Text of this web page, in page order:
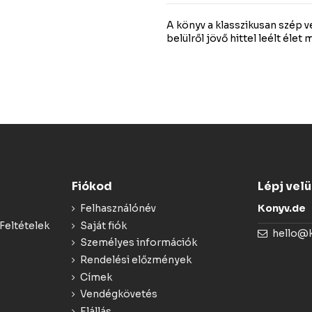
A könyv a klasszikusan szép
belülről jövő hittel leélt élet
Fiókod
Felhasználónév
Saját fiók
Személyes információk
Rendelési előzmények
Címek
Vendégkövetés
Lépj
Konyv.de